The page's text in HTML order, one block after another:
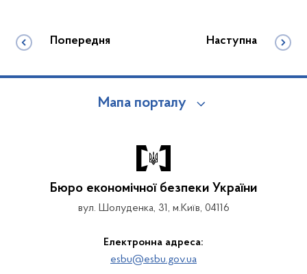
Попередня Наступна
Мапа порталу
Бюро економічної безпеки України
вул. Шолуденка, 31, м.Київ, 04116
Електронна адреса:
esbu@esbu.gov.ua